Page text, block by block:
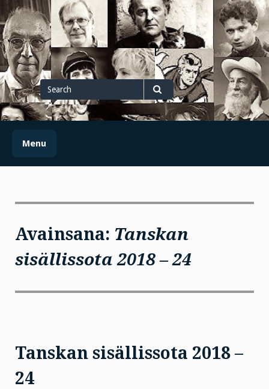
Skip
to
content
Search
for
Search
Menu
Avainsana: Tanskan
sisällissota 2018 – 24
Tanskan sisällissota 2018 –
24